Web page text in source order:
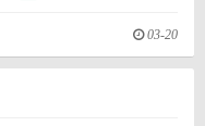
03-20